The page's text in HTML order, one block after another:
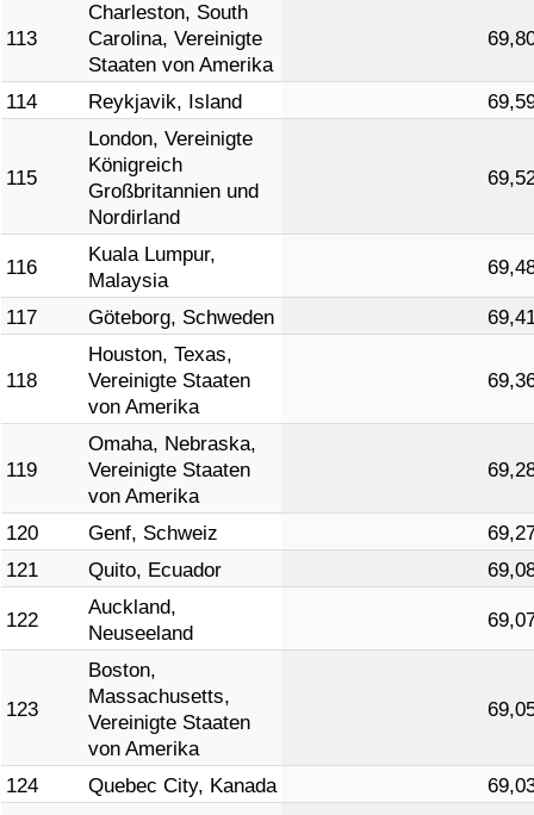
113
Charleston, South
Carolina, Vereinigte
Staaten von Amerika
114 Reykjavik, Island
115
London, Vereinigte
Königreich
Großbritannien und
Nordirland
116
Kuala Lumpur,
Malaysia
117 Göteborg, Schweden
118
Houston, Texas,
Vereinigte Staaten
von Amerika
119
Omaha, Nebraska,
Vereinigte Staaten
von Amerika
120 Genf, Schweiz
121
Quito, Ecuador
122
Auckland,
Neuseeland
123
Boston,
Massachusetts,
Vereinigte Staaten
von Amerika
124 Quebec City, Kanada